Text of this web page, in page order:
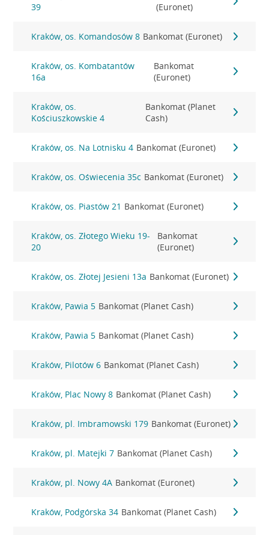
39
(Euronet)
Kraków, os. Komandosów 8 Bankomat (Euronet)
Kraków, os. Kombatantów
16a
Bankomat
(Euronet)
Kraków, os.
Kościuszkowskie 4
Bankomat (Planet
Cash)
Kraków, os. Na Lotnisku 4 Bankomat (Euronet)
Kraków, os. Oświecenia 35c Bankomat (Euronet)
Kraków, os. Piastów 21 Bankomat (Euronet)
Kraków, os. Złotego Wieku 19-
20
Bankomat
(Euronet)
Kraków, os. Złotej Jesieni 13a Bankomat (Euronet)
Kraków, Pawia 5 Bankomat (Planet Cash)
Kraków, Pawia 5 Bankomat (Planet Cash)
Kraków, Pilotów 6 Bankomat (Planet Cash)
Kraków, Plac Nowy 8 Bankomat (Planet Cash)
Kraków, pl. Imbramowski 179 Bankomat (Euronet)
Kraków, pl. Matejki 7 Bankomat (Planet Cash)
Kraków, pl. Nowy 4A Bankomat (Euronet)
Kraków, Podgórska 34 Bankomat (Planet Cash)